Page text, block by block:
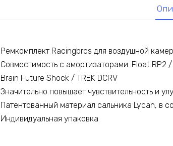
Ремкомплект Racingbros для воздушной
Совместимость с амортизаторами: Float RP2
Brain Future Shock / TREK DCRV
Значительно повышает чувствительность и
Патентованный материал сальника Lycan, в
Индивидуальная упаковка